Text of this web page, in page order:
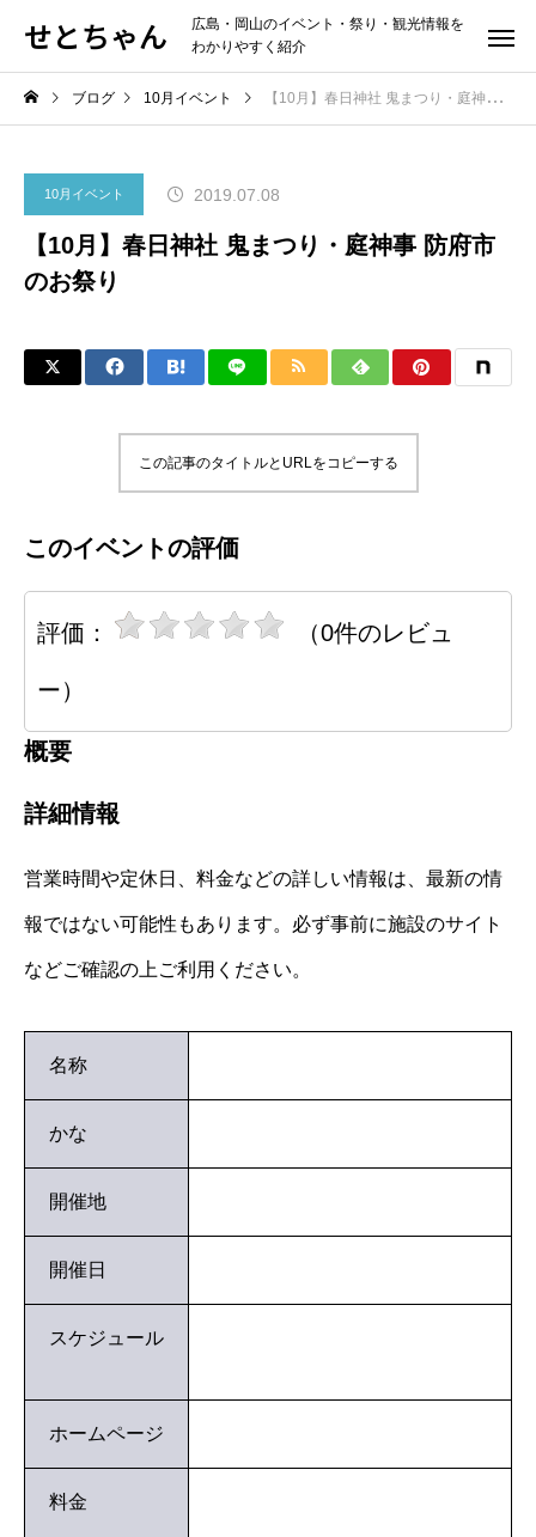
せとちゃん
広島・岡山のイベント・祭り・観光情報を
わかりやすく紹介
ブログ 10月イベント 【10月】春日神社 鬼まつり・庭神事 防府市のお祭り
10月イベント 2019.07.08
【10月】春日神社 鬼まつり・庭神事 防府市
のお祭り
この記事のタイトルとURLをコピーする
このイベントの評価
評価： （0件のレビュ
ー）
概要
詳細情報
営業時間や定休日、料金などの詳しい情報は、最新の情
報ではない可能性もあります。必ず事前に施設のサイト
などご確認の上ご利用ください。
名称
かな
開催地
開催日
スケジュール
ホームページ
料金